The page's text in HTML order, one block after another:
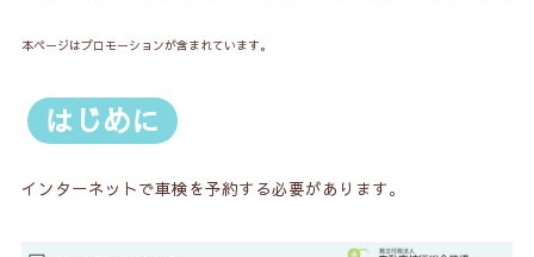
本ページはプロモーションが含まれています。
はじめに
インターネットで車検を予約する必要があります。